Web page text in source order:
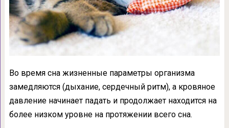
Во время сна жизненные параметры организма
замедляются (дыхание, сердечный ритм), а кровяное
давление начинает падать и продолжает находится на
более низком уровне на протяжении всего сна.